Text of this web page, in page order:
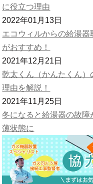
に役立つ理由
2022年01月13日
エコウィルからの給湯
がおすすめ！
2021年12月21日
乾太くん（かんたくん
理由を解説！
2021年11月25日
冬になると給湯器の故
薄状態に